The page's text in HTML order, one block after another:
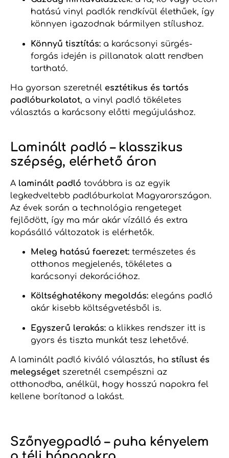
hatású vinyl padlók rendkívül élethűek, így
könnyen igazodnak bármilyen stílushoz.
Könnyű tisztítás: a karácsonyi sürgés-
forgás idején is pillanatok alatt rendben
tartható.
Ha gyorsan szeretnél esztétikus és tartós
padlóburkolatot, a vinyl padló tökéletes
választás a karácsony előtti megújuláshoz.
Laminált padló – klasszikus
szépség, elérhető áron
A laminált padló továbbra is az egyik
legkedveltebb padlóburkolat Magyarországon.
Az évek során a technológia rengeteget
fejlődött, így ma már akár vízálló és extra
kopásálló változatok is elérhetők.
Meleg hatású faerezet: természetes és
otthonos megjelenés, tökéletes a
karácsonyi dekorációhoz.
Költséghatékony megoldás: elegáns padló
akár kisebb költségvetésből is.
Egyszerű lerakás: a klikkes rendszer itt is
gyors és tiszta munkát tesz lehetővé.
A laminált padló kiváló választás, ha stílust és
melegséget szeretnél csempészni az
otthonodba, anélkül, hogy hosszú napokra fel
kellene borítanod a lakást.
Szőnyegpadló – puha kényelem